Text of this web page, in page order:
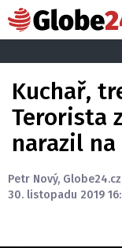
Kuchař,
Terorista
narazil
Petr Nový, Globe24.cz
30. listopadu 2019